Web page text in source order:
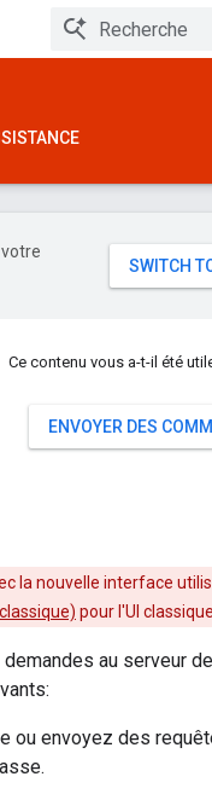
Ce contenu vous a-t-il été
ENVOYER DES
la nouvelle interface
pour l'UI classique.
au serveur
ou envoyez des